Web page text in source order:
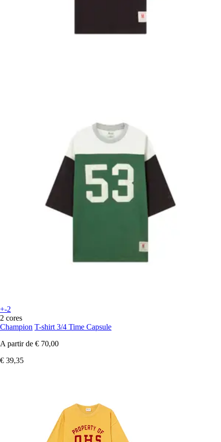
+-2
2 cores
Champion T-shirt 3/4 Time Capsule
A partir de € 70,00
€ 39,35